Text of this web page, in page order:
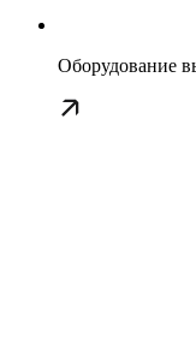
Оборудование